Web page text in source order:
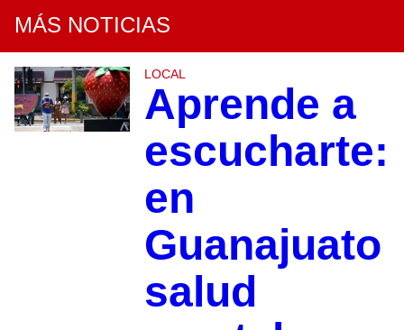
MÁS NOTICIAS
LOCAL
Aprende a
escucharte:
en
Guanajuato
salud